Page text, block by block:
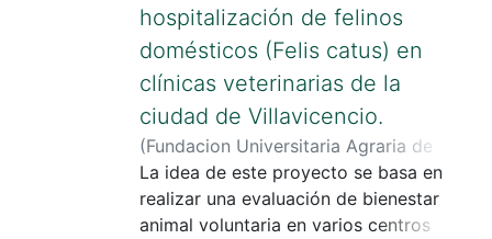
hospitalización de felinos
domésticos (Felis catus) en
clínicas veterinarias de la
ciudad de Villavicencio.
(Fundacion Universitaria Agraria de
Colombia, 2024 )Talero Gómez, Laura
Cristina ;Buenhombre Vásquez, John
Jairo
La idea de este proyecto se basa en
realizar una evaluación de bienestar
animal voluntaria en varios centros